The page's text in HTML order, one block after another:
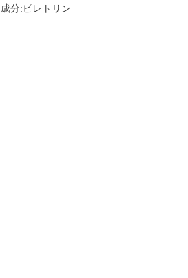
成分:ピレトリン